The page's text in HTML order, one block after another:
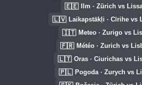
🇪🇪 Ilm · Zürich vs
🇱🇻 Laikapstākļi · Cīrihe vs
🇮🇹 Meteo · Zurigo vs
🇫🇷 Météo · Zurich vs
🇱🇹 Oras · Ciurichas vs
🇵🇱 Pogoda · Zurych vs